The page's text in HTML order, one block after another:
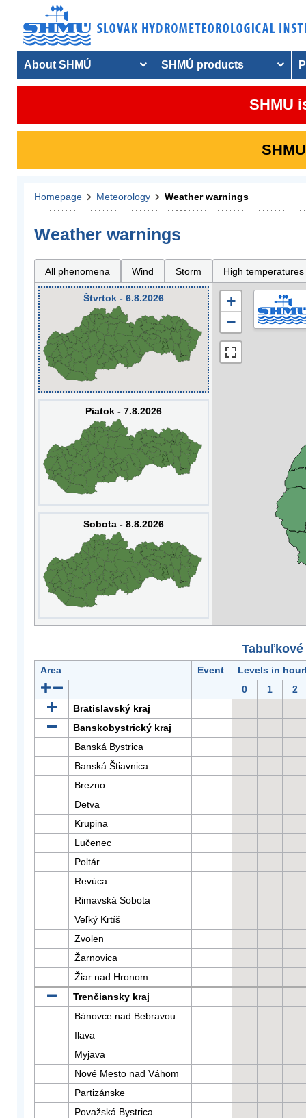
About SHMÚ SHMÚ products
SHMU
Homepage Meteorology Weather warnings
Weather warnings
All phenomena Wind Storm High temperatures
Štvrtok - 6.8.2026
Piatok - 7.8.2026
Sobota - 8.8.2026
+
−
Area Event
Levels in
0
1
2
Bratislavský kraj
Banskobystrický kraj
Banská Bystrica
Banská Štiavnica
Brezno
Detva
Krupina
Lučenec
Poltár
Revúca
Rimavská Sobota
Veľký Krtíš
Zvolen
Žarnovica
Žiar nad Hronom
Trenčiansky kraj
Bánovce nad Bebravou
Ilava
Myjava
Nové Mesto nad Váhom
Partizánske
Považská Bystrica